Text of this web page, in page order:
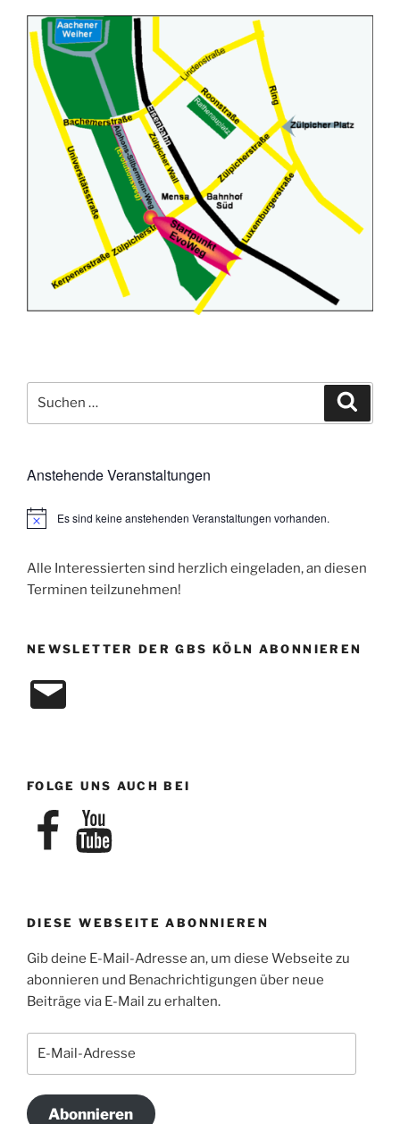
nach:
Anstehende Veranstaltungen
H
w
e
Es sind keine anstehenden Veranstaltungen vorhanden.
Alle Interessierten sind herzlich eingeladen, an diesen
Terminen teilzunehmen!
NEWSLETTER DER GBS KÖLN ABONNIEREN
E-
Mail
FOLGE UNS AUCH BEI
FacebookYouTube
DIESE WEBSEITE ABONNIEREN
Gib deine E-Mail-Adresse an, um diese Webseite zu
abonnieren und Benachrichtigungen über neue
Beiträge via E-Mail zu erhalten.
Abonnieren